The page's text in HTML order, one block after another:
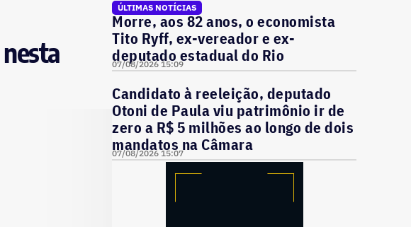
ÚLTIMAS NOTÍCIAS
Morre, aos 82 anos, o economista
Tito Ryff, ex-vereador e ex-
deputado estadual do Rio
07/08/2026 15:09
Candidato à reeleição, deputado
Otoni de Paula viu patrimônio ir de
zero a R$ 5 milhões ao longo de dois
mandatos na Câmara
07/08/2026 15:07